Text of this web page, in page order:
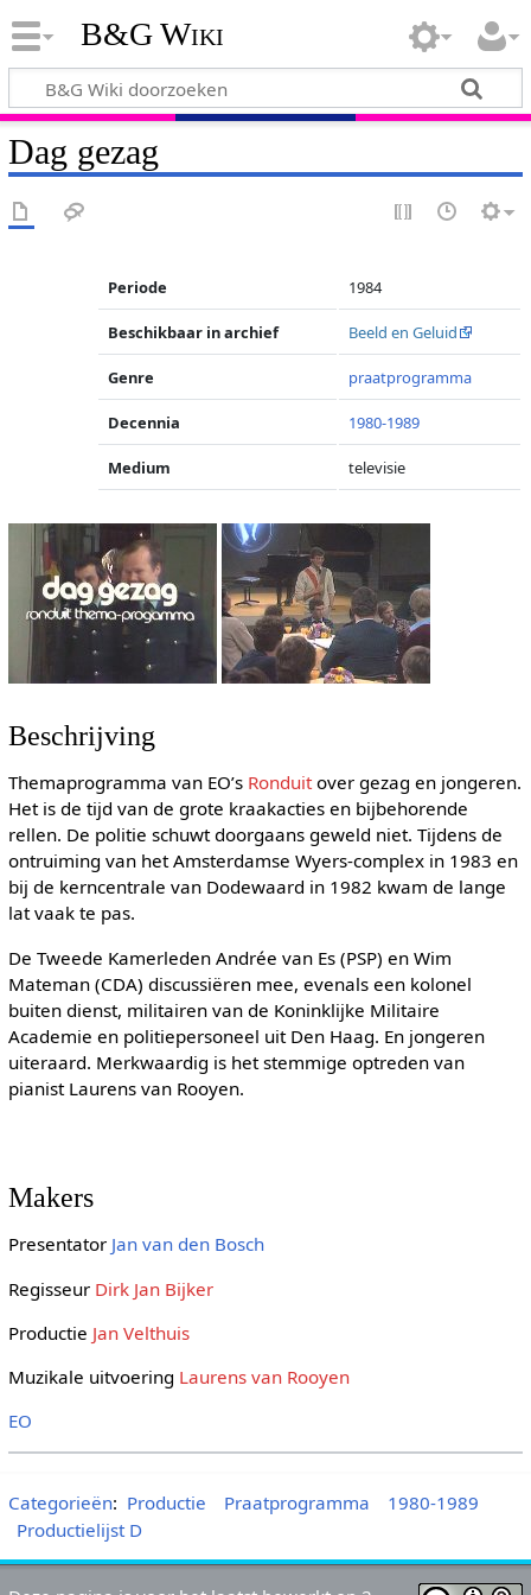
B&G Wiki
Dag gezag
Periode 1984
Beschikbaar in archief Beeld en Geluid
Genre praatprogramma
Decennia 1980-1989
Medium televisie
Beschrijving
Themaprogramma van EO’s Ronduitover gezag en jongeren.
Het is de tijd van de grote kraakacties en bijbehorende
rellen. De politie schuwt doorgaans geweld niet. Tijdens de
ontruiming van het Amsterdamse Wyers-complex in 1983 en
bij de kerncentrale van Dodewaard in 1982 kwam de lange
lat vaak te pas.
De Tweede Kamerleden Andrée van Es (PSP) en Wim
Mateman (CDA) discussiëren mee, evenals een kolonel
buiten dienst, militairen van de Koninklijke Militaire
Academie en politiepersoneel uit Den Haag. En jongeren
uiteraard. Merkwaardig is het stemmige optreden van
pianist Laurens van Rooyen.
Makers
Presentator Jan van den Bosch
Regisseur Dirk Jan Bijker
Productie Jan Velthuis
Muzikale uitvoering Laurens van Rooyen
EO
Categorieën: Productie Praatprogramma
1980-1989
Productielijst D